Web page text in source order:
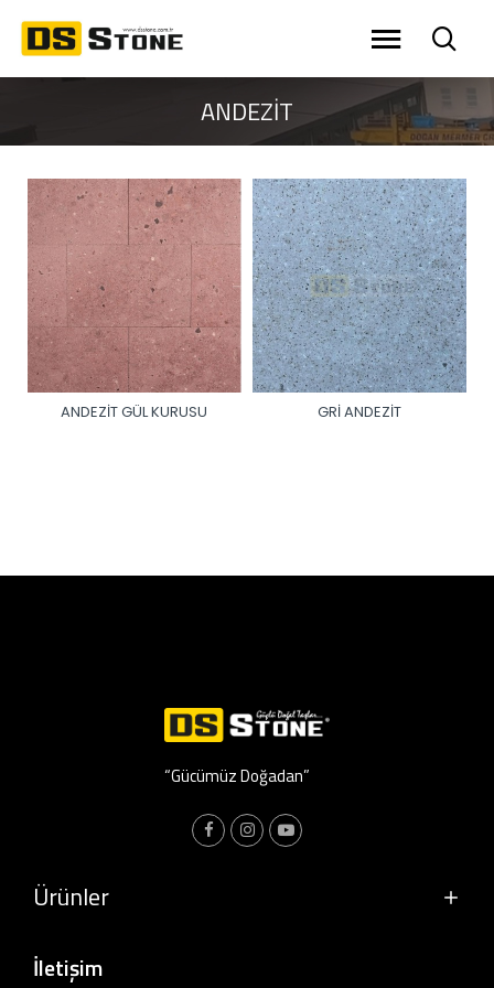
ANDEZİT
ANDEZİT GÜL KURUSU GRİ ANDEZİT
“Gücümüz Doğadan”
Ürünler
İletişim